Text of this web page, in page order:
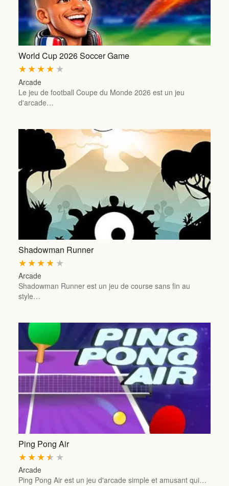
World Cup 2026 Soccer Game
★
★
★
★
★
Arcade
Le jeu de football Coupe du Monde 2026 est un jeu
d'arcade…
Shadowman Runner
★
★
★
★
★
Arcade
Shadowman Runner est un jeu de course sans fin au
style…
Ping Pong Air
★
★
★
★
★
Arcade
Ping Pong Air est un jeu d'arcade simple et amusant qui…